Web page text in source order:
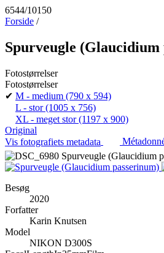
6544/10150
Forside /
Spurveugle (Glaucidium
Fotostørrelser
Fotostørrelser
✔ M - medium (790 x 594)
L - stor(1005 x 756)
XL - meget stor(1197 x 900)
Original
Vis fotografiets metadata
Besøg
2020
Forfatter
Karin Knutsen
Model
NIKON D300S